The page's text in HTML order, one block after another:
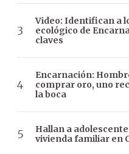
Video: Identifican a
ecológico de
claves
Encarnación:
comprar oro, uno
la boca
Hallan a
vivienda familiar en